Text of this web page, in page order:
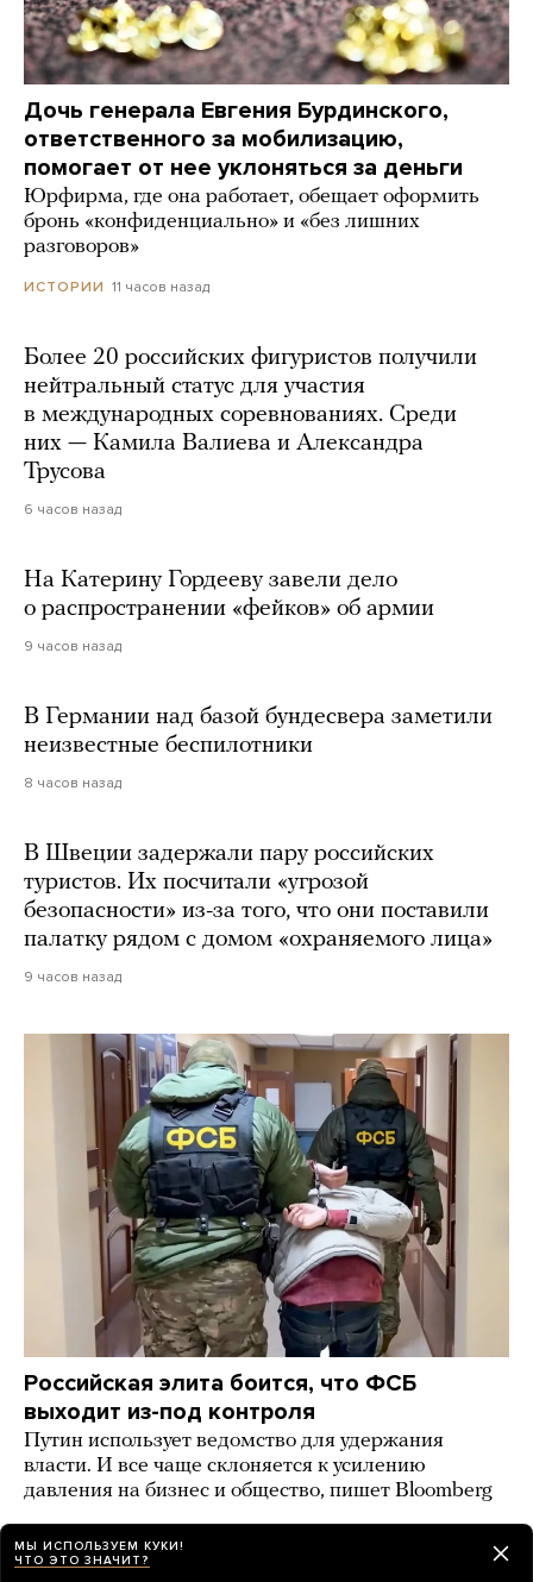
Дочь генерала Евгения Бурдинского,
ответственного за мобилизацию,
помогает от нее уклоняться за деньги
Юрфирма, где она работает, обещает оформить
бронь «конфиденциально» и «без лишних
разговоров»
ИСТОРИИ 11 часов назад
Более 20 российских фигуристов получили
нейтральный статус для участия
в международных соревнованиях. Среди
них — Камила Валиева и Александра
Трусова
6 часов назад
На Катерину Гордееву завели дело
о распространении «фейков» об армии
9 часов назад
В Германии над базой бундесвера заметили
неизвестные беспилотники
8 часов назад
В Швеции задержали пару российских
туристов. Их посчитали «угрозой
безопасности» из-за того, что они поставили
палатку рядом с домом «охраняемого лица»
9 часов назад
Российская элита боится, что ФСБ
выходит из-под контроля
Путин использует ведомство для удержания
власти. И все чаще склоняется к усилению
давления на бизнес и общество, пишет Bloomberg
НОВОСТИ 10 часов назад
МЫ ИСПОЛЬЗУЕМ КУКИ!
ЧТО ЭТО ЗНАЧИТ?